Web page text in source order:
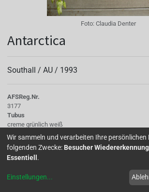
Foto: Claudia Denter
Antarctica
Southall / AU / 1993
AFSReg.Nr.
3177
Tubus
creme grünlich weiß
Sepalen
mit grünlichen Streifen, wachsweiß
Korolle/Petalen
grünlich weiß
gefüllt, gross
Wir sammeln und verarbeiten Ihre persönlichen
folgenden Zwecke: Besucher
Essentiell .
Einstellungen...